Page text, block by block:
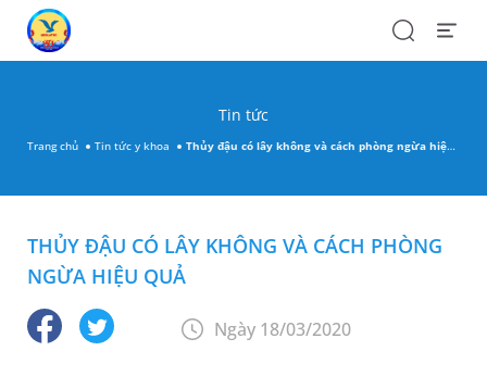
SearchOpen
Tin tức
Trang chủ Tin tức y khoa Thủy đậu có lây không và cách phòng ngừa hiệu quả
THỦY ĐẬU CÓ LÂY KHÔNG VÀ CÁCH PHÒNG
NGỪA HIỆU QUẢ
Ngày 18/03/2020